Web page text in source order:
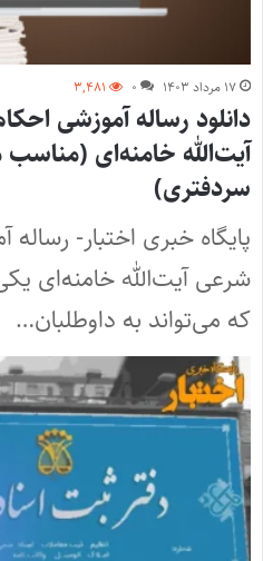
۱۷ مرداد ۱۴۰۳ ۰ ۳,۴۸۱
دانلود رساله آموزشی
آیت‌الله خامنه‌ای (مناسب
سردفتری)
پایگاه خبری اختبار-
شرعی آیت‌الله خامنه‌ای
که می‌تواند به داوطلبان…